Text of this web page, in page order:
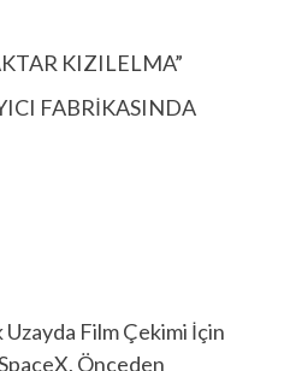
KIZILELMA”
FABRİKASINDA
Film Çekimi İçin
Önceden